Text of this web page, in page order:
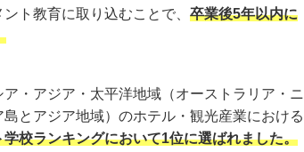
ト教育に取り込むことで、 卒業後5年以内に
・アジア・太平洋地域（オーストラリア・ニ
とアジア地域）のホテル・観光産業における
校ランキングにおいて1位に選ばれました。